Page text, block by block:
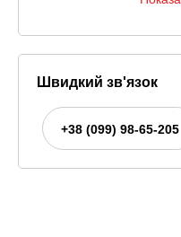
Швидкий зв'язок
+38 (099) 98-65-205